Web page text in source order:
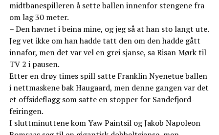
midtbanespilleren å sette ballen innenfor stengene fra
om lag 30 meter.
– Den havnet i beina mine, og jeg så at han sto langt ute.
Jeg vet ikke om han hadde tatt den om den hadde gått
innafor, men det var vel en grei sjanse, sa Risan Mørk til
TV 2 i pausen.
Etter en drøy times spill satte Franklin Nyenetue ballen
i nettmaskene bak Haugaard, men denne gangen var det
et offsideflagg som satte en stopper for Sandefjord-
feiringen.
I sluttminuttene kom Yaw Paintsil og Jakob Napoleon